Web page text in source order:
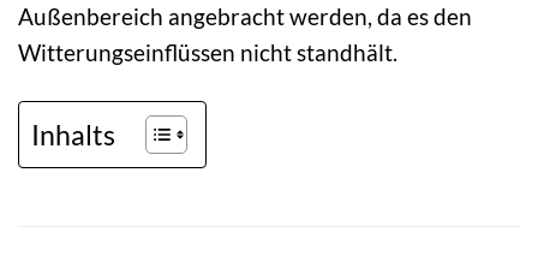
Außenbereich angebracht werden, da es den
Witterungseinflüssen nicht standhält.
Inhalts